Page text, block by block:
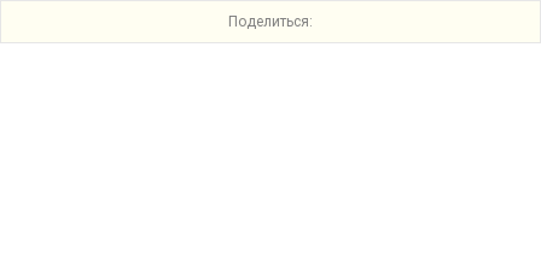
Поделиться: